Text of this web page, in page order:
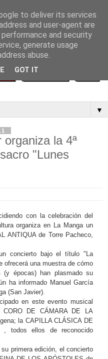
▼
la 4ª
"Lunes
con la celebración del
organiza en La Manga un
ANTIQUA de Torre Pacheco,
concierto bajo el título "La
ofrecerá una muestra de cómo
(y épocas) han plasmado su
ha informado Manuel García
(San Javier).
en este evento musical
DE CÁMARA DE LA
la CAPILLA CLÁSICA DE
, todos ellos de reconocido
primera edición, el concierto
to deliver its services
and user-agent are
and security
generate usage
abuse.
GOT IT